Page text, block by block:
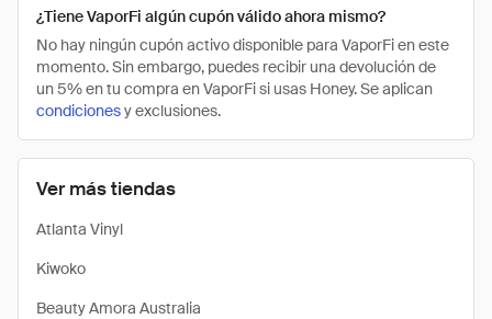
Ver más tiendas
Atlanta Vinyl
Kiwoko
Beauty Amora Australia
¿Tiene VaporFi algún cupón válido ahora mismo?
No hay ningún cupón activo disponible para VaporFi en este
momento. Sin embargo, puedes recibir una devolución de
un 5% en tu compra en VaporFi si usas Honey. Se aplican
condicionesy exclusiones.